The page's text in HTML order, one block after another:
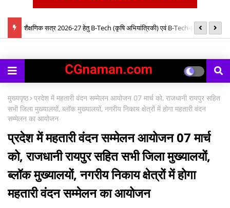
में शैक्षणिक सत्र 2026-27 हेतु B-Tech (कृषि अभियांत्रिकी) एवं B-Tech-(खाद्य
काउंसिलिंग प्रारंभ
मुख्यपृष्ठ प्रदेश में महतारी वंदन सम्मेलन आयोजन 07 मार्च को, राजधानी रायपुर सहित
सभी जिला मुख्यालयों, ब्लॉक मुख्यालयों, नगरीय निकाय क्षेत्रों में होगा महतारी वंदन
सम्मेलन का आयोजन
प्रदेश में महतारी वंदन सम्मेलन आयोजन 07 मार्च
को, राजधानी रायपुर सहित सभी जिला मुख्यालयों,
ब्लॉक मुख्यालयों, नगरीय निकाय क्षेत्रों में होगा
महतारी वंदन सम्मेलन का आयोजन